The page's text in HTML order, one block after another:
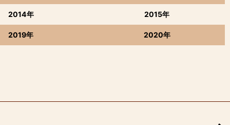
2014年 2015年
2019年 2020年